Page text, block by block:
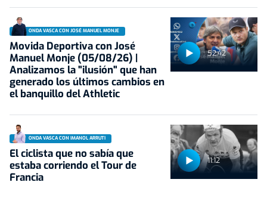
52:42
ONDA VASCA CON JOSÉ MANUEL MONJE
Movida Deportiva con José
Manuel Monje (05/08/26) |
Analizamos la "ilusión" que han
generado los últimos cambios en
el banquillo del Athletic
11:12
ONDA VASCA CON IMANOL ARRUTI
El ciclista que no sabía que
estaba corriendo el Tour de
Francia